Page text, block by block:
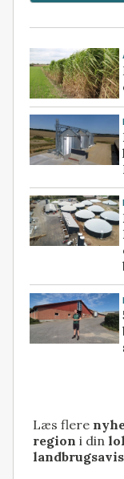
Læs flere
region i din
landbrugsavis